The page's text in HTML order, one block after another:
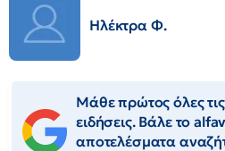
Ηλέκτρα Φ.
Μάθε πρώτος όλες
ειδήσεις. Βάλε το
αποτελέσματα